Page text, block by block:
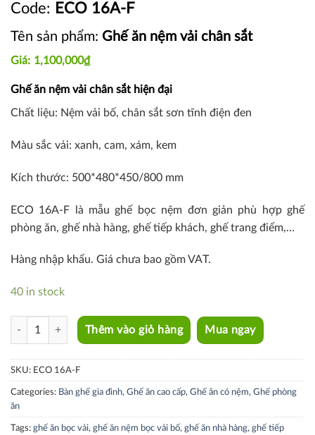
ECO 16A-F
Tên sản phẩm: Ghế ăn nệm vải chân sắt
1,100,000₫
Ghế ăn nệm vải chân sắt hiện đại
Chất liệu: Nệm vải bố, chân sắt sơn tĩnh điện đen
Màu sắc vải: xanh, cam, xám, kem
Kích thước: 500*480*450/800 mm
ECO 16A-F là mẫu ghế bọc nệm đơn giản phù hợp ghế
phòng ăn, ghế nhà hàng, ghế tiếp khách, ghế trang điểm,…
Hàng nhập khẩu. Giá chưa bao gồm VAT.
40 in stock
ECO 16A-F quantity
Thêm vào giỏ hàng Mua ngay
SKU: ECO 16A-F
Categories: Bàn ghế gia đình, Ghế ăn cao cấp, Ghế ăn có nệm, Ghế phòng
ăn
Tags: ghế ăn bọc vải, ghế ăn nệm bọc vải bố, ghế ăn nhà hàng, ghế tiếp